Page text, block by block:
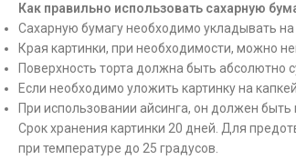
Как правильно использовать сахарную
Сахарную бумагу необходимо укладывать
Края картинки, при необходимости, можно
Поверхность торта должна быть абсолютно
Если необходимо уложить картинку на
При использовании айсинга, он должен быть
Срок хранения картинки 20 дней. Для
при температуре до 25 градусов.